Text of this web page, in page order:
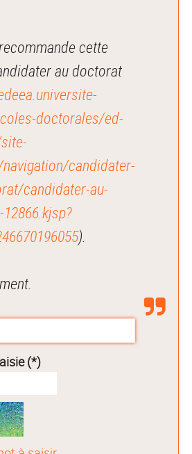
cette
au doctorat
doctorales/ed-
candidater-
candidater-au-
).
(*)